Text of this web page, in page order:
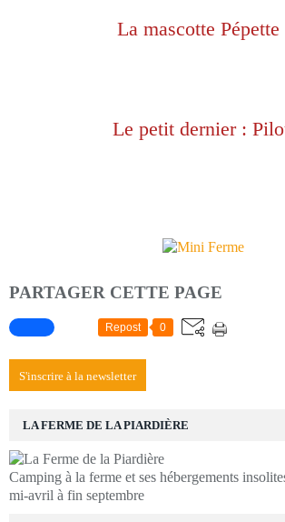
La mascotte Pépette
Le petit dernier :
PARTAGER CETTE PAGE
Repost 0
S'inscrire à la newsletter
LA FERME DE LA PIARDIÈRE
Camping à la ferme et ses hébergements
mi-avril à fin septembre